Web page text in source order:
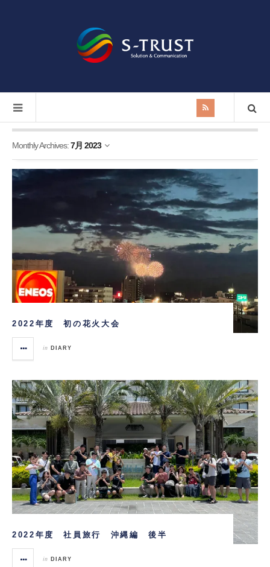
Monthly Archives:7月 2023
2022年度 初の花火大会
in DIARY
2022年度 社員旅行 沖縄編 後半
in DIARY